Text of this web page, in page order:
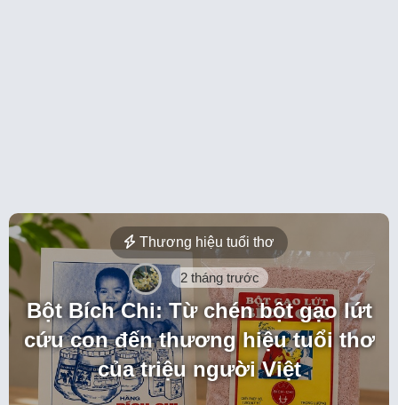
Thương hiệu tuổi thơ
2 tháng trước
Bột Bích Chi: Từ chén bột gạo lứt
cứu con đến thương hiệu tuổi thơ
của triệu người Việt